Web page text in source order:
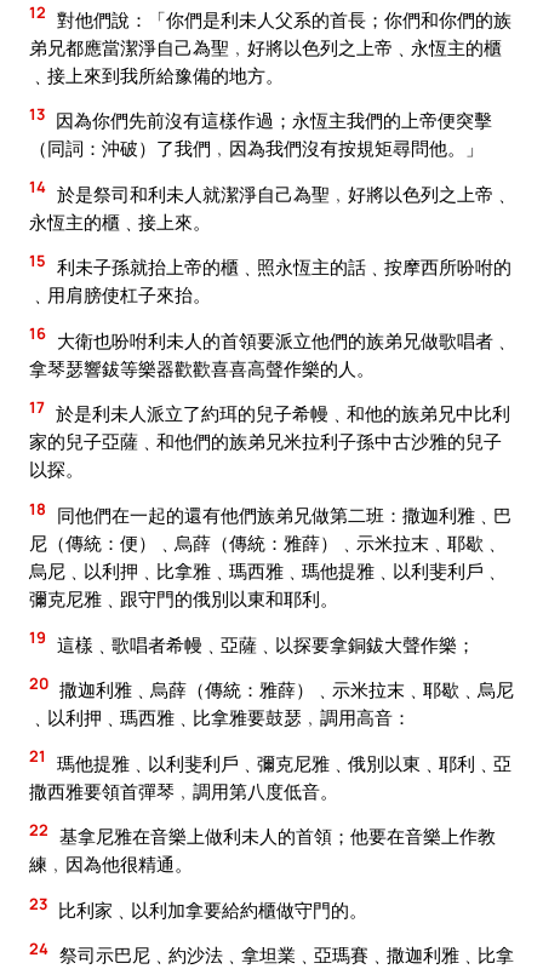
12 對他們說：「你們是利未人父系的首長；你們和你們的族
弟兄都應當潔淨自己為聖﹐好將以色列之上帝﹑永恆主的櫃
﹑接上來到我所給豫備的地方。
13 因為你們先前沒有這樣作過；永恆主我們的上帝便突擊
（同詞：沖破）了我們﹐因為我們沒有按規矩尋問他。」
14 於是祭司和利未人就潔淨自己為聖﹐好將以色列之上帝﹑
永恆主的櫃﹑接上來。
15 利未子孫就抬上帝的櫃﹑照永恆主的話﹑按摩西所吩咐的
﹑用肩膀使杠子來抬。
16 大衛也吩咐利未人的首領要派立他們的族弟兄做歌唱者﹑
拿琴瑟響鈸等樂器歡歡喜喜高聲作樂的人。
17 於是利未人派立了約珥的兒子希幔﹑和他的族弟兄中比利
家的兒子亞薩﹑和他們的族弟兄米拉利子孫中古沙雅的兒子
以探。
18
同他們在一起的還有他們族弟兄做第二班：撒迦利雅﹑巴
尼（傳統：便）﹑烏薛（傳統：雅薛）﹑示米拉末﹑耶歇﹑
烏尼﹑以利押﹑比拿雅﹑瑪西雅﹑瑪他提雅﹑以利斐利戶﹑
彌克尼雅﹑跟守門的俄別以東和耶利。
19 這樣﹑歌唱者希幔﹑亞薩﹑以探要拿銅鈸大聲作樂；
20 撒迦利雅﹑烏薛（傳統：雅薛）﹑示米拉末﹑耶歇﹑烏尼
﹑以利押﹑瑪西雅﹑比拿雅要鼓瑟﹐調用高音：
21
瑪他提雅﹑以利斐利戶﹑彌克尼雅﹑俄別以東﹑耶利﹑亞
撒西雅要領首彈琴﹐調用第八度低音。
22 基拿尼雅在音樂上做利未人的首領；他要在音樂上作教
練﹐因為他很精通。
23 比利家﹑以利加拿要給約櫃做守門的。
24 祭司示巴尼﹑約沙法﹑拿坦業﹑亞瑪賽﹑撒迦利雅﹑比拿